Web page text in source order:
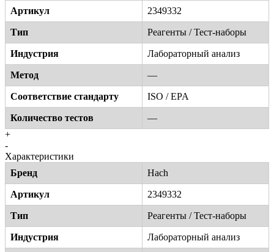
Артикул 2349332
Тип Реагенты / Тест-наборы
Индустрия Лабораторный анализ
Метод —
Соответствие стандарту ISO / EPA
Количество тестов
—
+
-
Характеристики
Бренд
Hach
Артикул 2349332
Тип Реагенты / Тест-наборы
Индустрия Лабораторный анализ